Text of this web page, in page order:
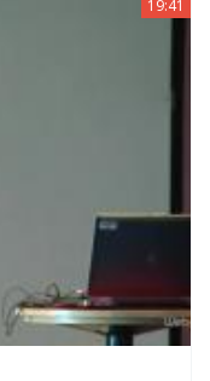
19:41